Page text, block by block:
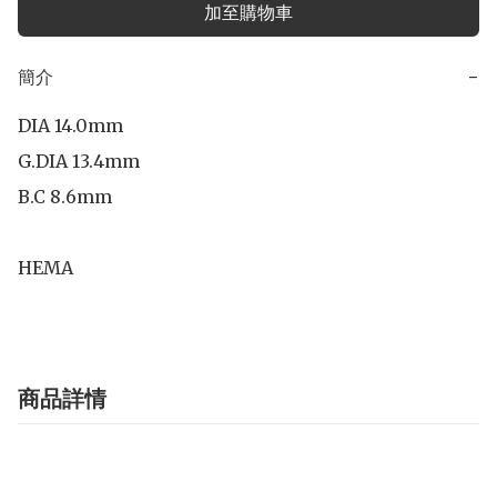
加至購物車
簡介 −
DIA 14.0mm
G.DIA 13.4mm
B.C 8.6mm
HEMA
商品詳情